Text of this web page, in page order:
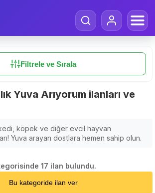
Filtrele ve Sırala
Yuva Arıyorum ilanları ve
köpek ve diğer evcil hayvan
Yuva arayan dostlara hemen sahip olun.
17 ilan bulundu.
Bu kategoride ilan ver